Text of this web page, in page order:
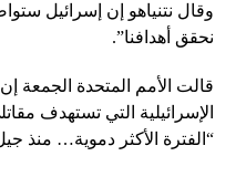
وقال نتنياهو إن إسرائيل
نحقق أهدافنا”.
قالت الأمم المتحدة الجمعة
الإسرائيلية التي تستهدف
“الفترة الأكثر دموية… منذ